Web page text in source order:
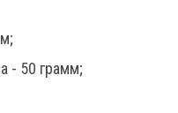
- 50 грамм;